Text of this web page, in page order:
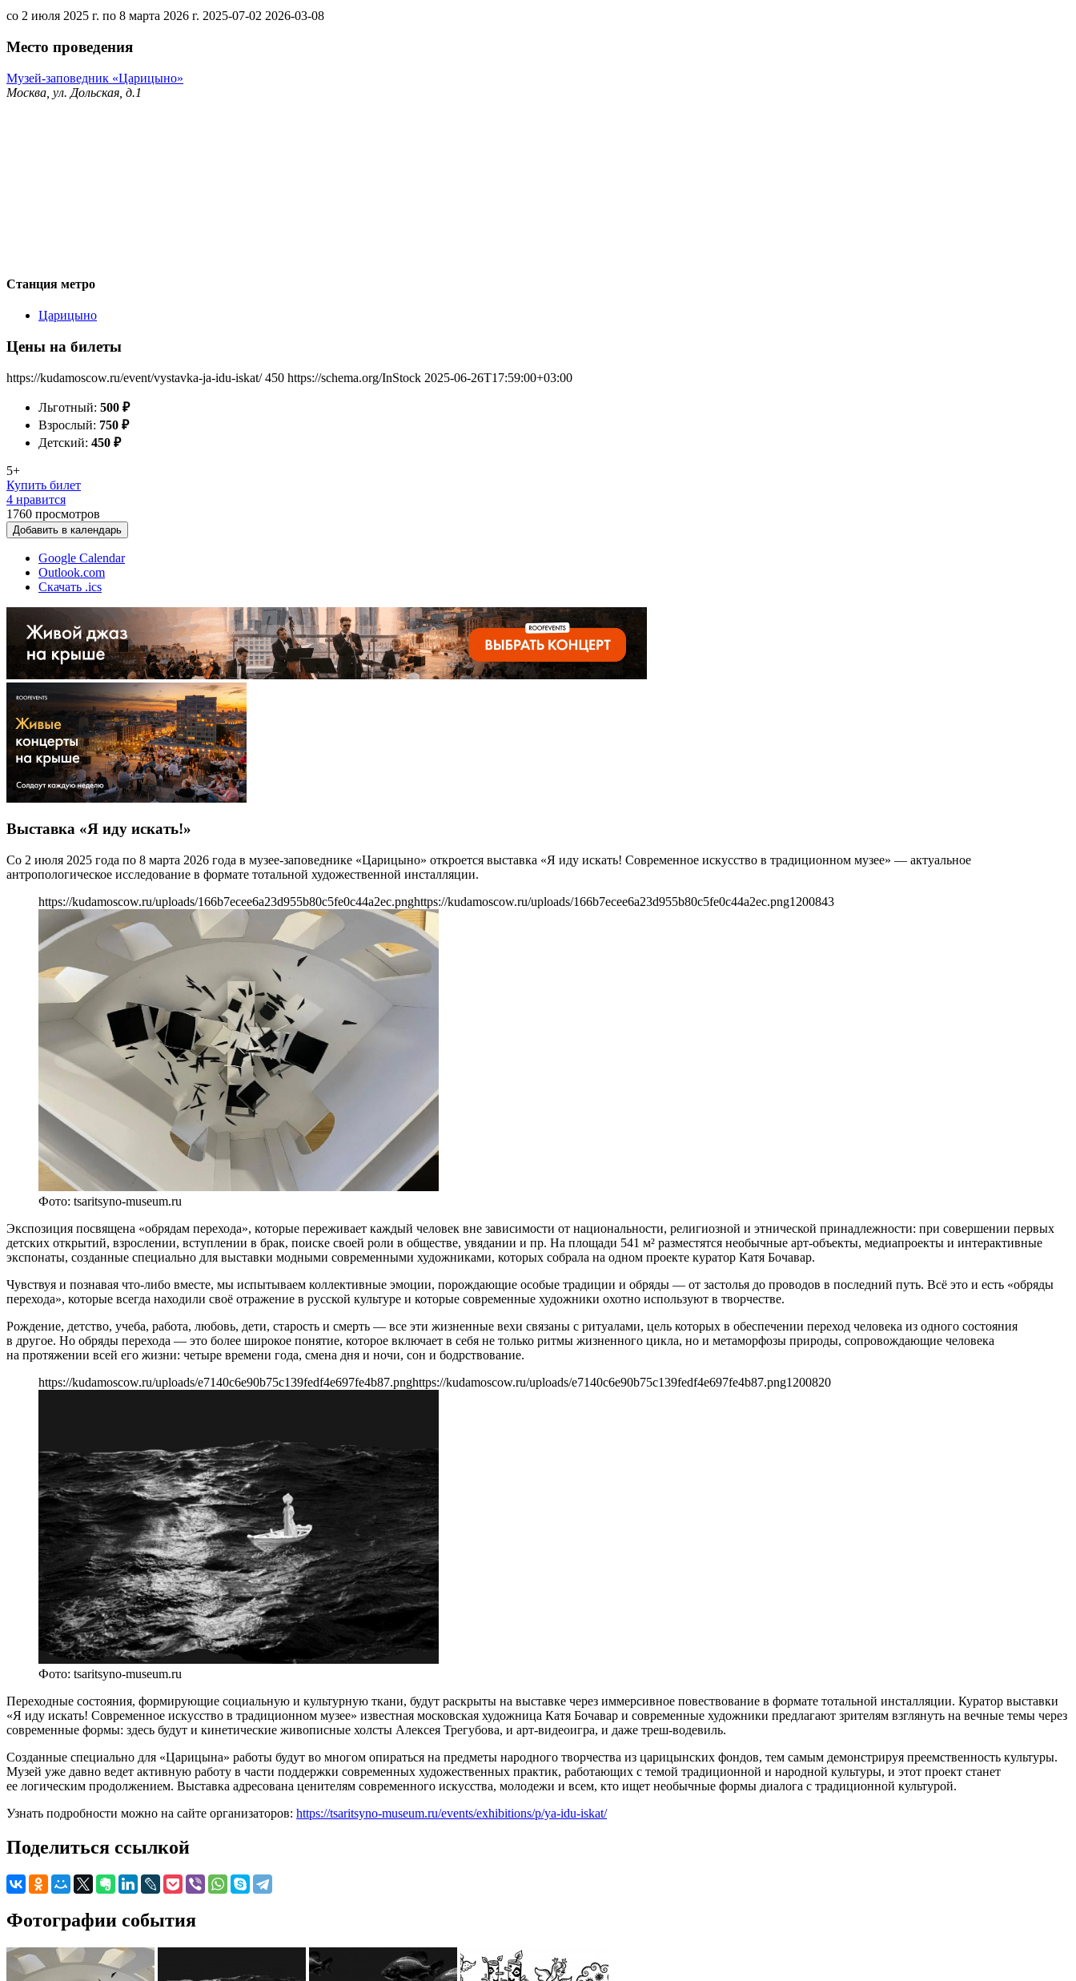
со 2 июля 2025 г. по 8 марта 2026 г. 2025-07-02 2026-03-08
Место проведения
Музей-заповедник «Царицыно»
Москва, ул. Дольская, д.1
Станция метро
Царицыно
Цены на билеты
https://kudamoscow.ru/event/vystavka-ja-idu-iskat/ 450 https://schema.org/InStock 2025-06-26T17:59:00+03:00
Льготный: 500 ₽
Взрослый: 750 ₽
Детский: 450 ₽
5+
Купить билет
4 нравится
1760 просмотров
Добавить в календарь
Google Calendar
Outlook.com
Скачать .ics
Выставка «Я иду искать!»
Со 2 июля 2025 года по 8 марта 2026 года в музее-заповеднике «Царицыно» откроется выставка «Я иду искать! Современное искусство в традиционном музее» — актуальное
антропологическое исследование в формате тотальной художественной инсталляции.
https://kudamoscow.ru/uploads/166b7ecee6a23d955b80c5fe0c44a2ec.pnghttps://kudamoscow.ru/uploads/166b7ecee6a23d955b80c5fe0c44a2ec.png1200843
Фото: tsaritsyno-museum.ru
Экспозиция посвящена «обрядам перехода», которые переживает каждый человек вне зависимости от национальности, религиозной и этнической принадлежности: при совершении первых
детских открытий, взрослении, вступлении в брак, поиске своей роли в обществе, увядании и пр. На площади 541 м² разместятся необычные арт-объекты, медиапроекты и интерактивные
экспонаты, созданные специально для выставки модными современными художниками, которых собрала на одном проекте куратор Катя Бочавар.
Чувствуя и познавая что-либо вместе, мы испытываем коллективные эмоции, порождающие особые традиции и обряды — от застолья до проводов в последний путь. Всё это и есть «обряды
перехода», которые всегда находили своё отражение в русской культуре и которые современные художники охотно используют в творчестве.
Рождение, детство, учеба, работа, любовь, дети, старость и смерть — все эти жизненные вехи связаны с ритуалами, цель которых в обеспечении переход человека из одного состояния
в другое. Но обряды перехода — это более широкое понятие, которое включает в себя не только ритмы жизненного цикла, но и метаморфозы природы, сопровождающие человека
на протяжении всей его жизни: четыре времени года, смена дня и ночи, сон и бодрствование.
https://kudamoscow.ru/uploads/e7140c6e90b75c139fedf4e697fe4b87.pnghttps://kudamoscow.ru/uploads/e7140c6e90b75c139fedf4e697fe4b87.png1200820
Фото: tsaritsyno-museum.ru
Переходные состояния, формирующие социальную и культурную ткани, будут раскрыты на выставке через иммерсивное повествование в формате тотальной инсталляции. Куратор выставки
«Я иду искать! Современное искусство в традиционном музее» известная московская художница Катя Бочавар и современные художники предлагают зрителям взглянуть на вечные темы через
современные формы: здесь будут и кинетические живописные холсты Алексея Трегубова, и арт-видеоигра, и даже треш-водевиль.
Созданные специально для «Царицына» работы будут во многом опираться на предметы народного творчества из царицынских фондов, тем самым демонстрируя преемственность культуры.
Музей уже давно ведет активную работу в части поддержки современных художественных практик, работающих с темой традиционной и народной культуры, и этот проект станет
ее логическим продолжением. Выставка адресована ценителям современного искусства, молодежи и всем, кто ищет необычные формы диалога с традиционной культурой.
Узнать подробности можно на сайте организаторов: https://tsaritsyno-museum.ru/events/exhibitions/p/ya-idu-iskat/
Поделиться ссылкой
Фотографии события